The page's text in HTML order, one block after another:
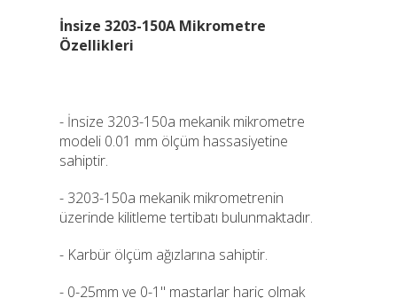
İnsize 3203-150A Mikrometre
Özellikleri
- İnsize 3203-150a mekanik mikrometre
modeli 0.01 mm ölçüm hassasiyetine
sahiptir.
- 3203-150a mekanik mikrometrenin
üzerinde kilitleme tertibatı bulunmaktadır.
- Karbür ölçüm ağızlarına sahiptir.
- 0-25mm ve 0-1" mastarlar hariç olmak